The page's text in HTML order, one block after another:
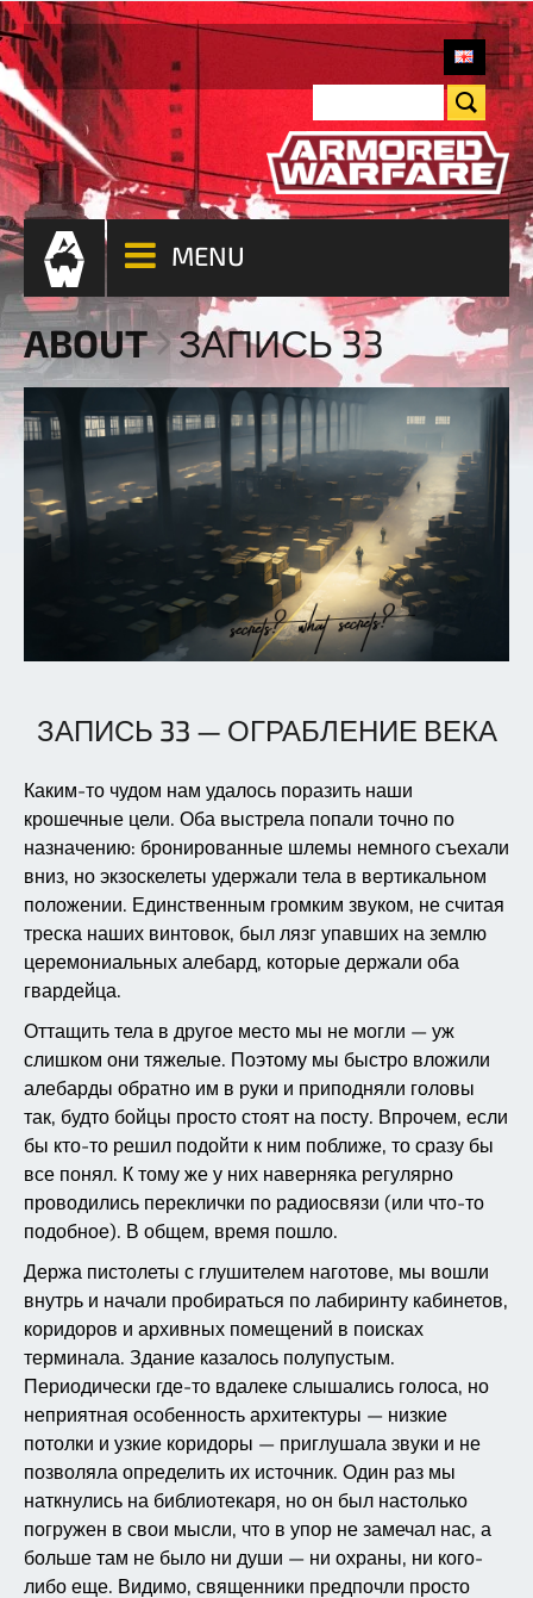
MENU
ABOUT ЗАПИСЬ 33
ЗАПИСЬ 33 — ОГРАБЛЕНИЕ ВЕКА
Каким-то чудом нам удалось поразить наши
крошечные цели. Оба выстрела попали точно по
назначению: бронированные шлемы немного съехали
вниз, но экзоскелеты удержали тела в вертикальном
положении. Единственным громким звуком, не считая
треска наших винтовок, был лязг упавших на землю
церемониальных алебард, которые держали оба
гвардейца.
Оттащить тела в другое место мы не могли — уж
слишком они тяжелые. Поэтому мы быстро вложили
алебарды обратно им в руки и приподняли головы
так, будто бойцы просто стоят на посту. Впрочем, если
бы кто-то решил подойти к ним поближе, то сразу бы
все понял. К тому же у них наверняка регулярно
проводились переклички по радиосвязи (или что-то
подобное). В общем, время пошло.
Держа пистолеты с глушителем наготове, мы вошли
внутрь и начали пробираться по лабиринту кабинетов,
коридоров и архивных помещений в поисках
терминала. Здание казалось полупустым.
Периодически где-то вдалеке слышались голоса, но
неприятная особенность архитектуры — низкие
потолки и узкие коридоры — приглушала звуки и не
позволяла определить их источник. Один раз мы
наткнулись на библиотекаря, но он был настолько
погружен в свои мысли, что в упор не замечал нас, а
больше там не было ни души — ни охраны, ни кого-
либо еще. Видимо, священники предпочли просто